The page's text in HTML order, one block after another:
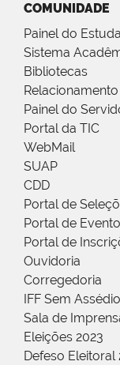
COMUNIDADE
Painel do
Sistema
Bibliotecas
Painel do
Portal da TIC
WebMail
SUAP
CDD
Portal de
Portal de
Portal de
Ouvidoria
Corregedoria
IFF Sem Assédio
Sala de
Eleições 2023
Defeso Eleitoral